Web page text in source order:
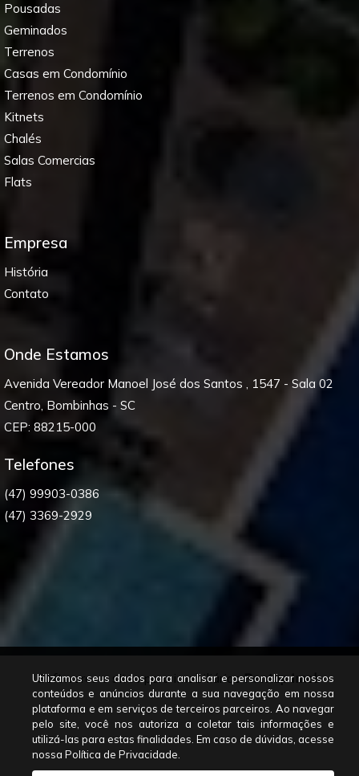
Pousadas
Geminados
Terrenos
Casas em Condomínio
Terrenos em Condomínio
Kitnets
Chalés
Salas Comercias
Flats
Empresa
História
Contato
Onde Estamos
Avenida Vereador Manoel José dos Santos , 1547 - Sala 02
Centro, Bombinhas - SC
CEP: 88215-000
Telefones
(47) 99903-0386
(47) 3369-2929
Softwares e sites para imobiliáriasRentup Imob
Utilizamos seus dados para analisar e personalizar nossos
conteúdos e anúncios durante a sua navegação em nossa
plataforma e em serviços de terceiros parceiros. Ao navegar
pelo site, você nos autoriza a coletar tais informações e
utilizá-las para estas finalidades. Em caso de dúvidas, acesse
nossa Política de Privacidade.